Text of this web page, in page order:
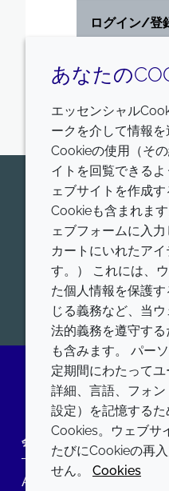
ログイン/登
今すぐ専門家
Croda Pharamaが世界
動物用医薬品添加剤、
脂質について、お問
会社
Annual Report
あなたの
エッセンシャル
ークを介して情報
Cookieの使用（そ
イトを回覧できる
ェブサイトを作成
Cookieも含まれま
ェブフォームに入力
カートにいれたア
す。） これには、
た個人情報を保護
じる義務など、当
法的義務を遵守す
も含みます。 パー
定期間にわたって
詳細、言語、フォ
設定）を記憶する
Cookies。ウェブサ
たびにCookieの再
せん。 Cookies